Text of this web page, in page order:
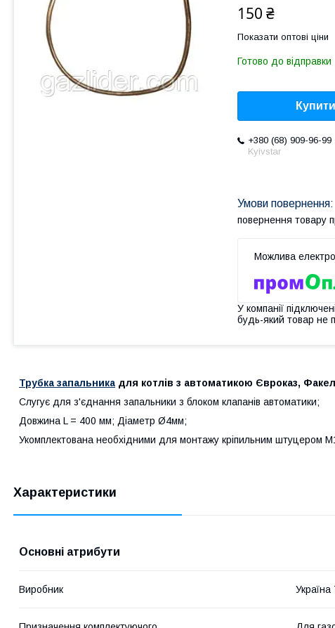
150 ₴
Показати оптові ціни
Готово до відправки
Купити
+380 (68) 909-96-99
Kyivstar
повернення товару
У компанії
будь-який товар не
Трубка запальника для котлів з автоматикою Євроказ,
Слугує для з'єднання запальники з блоком клапанів
Довжина L = 400 мм; Діаметр Ø4мм;
Укомплектована необхідними для монтажу кріпильним штуцером
Характеристики
Основні атрибути
Виробник